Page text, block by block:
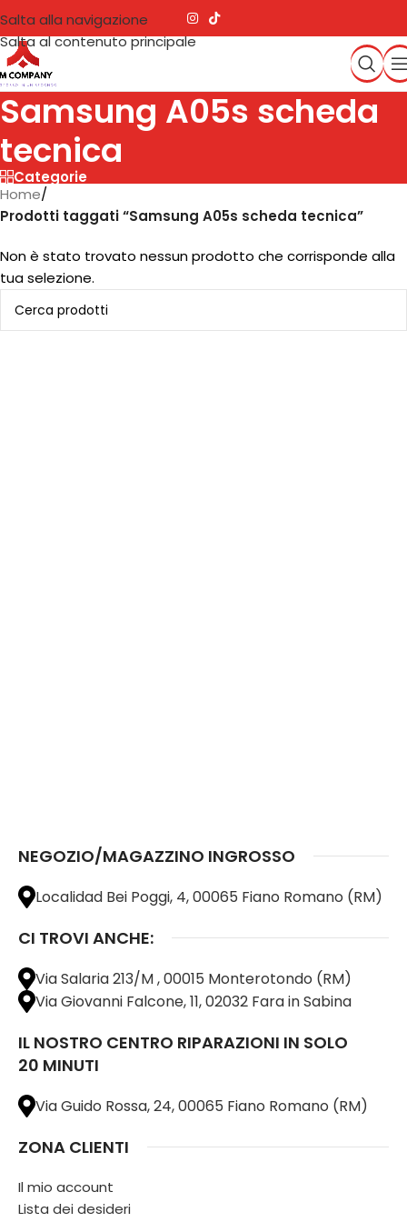
Salta alla navigazione
Salta al contenuto principale
Samsung A05s scheda
tecnica
Categorie
Home/
Prodotti taggati “Samsung A05s scheda tecnica”
Non è stato trovato nessun prodotto che corrisponde alla
tua selezione.
NEGOZIO/MAGAZZINO INGROSSO
Localidad Bei Poggi, 4, 00065 Fiano Romano (RM)
CI TROVI ANCHE:
Via Salaria 213/M , 00015 Monterotondo (RM)
Via Giovanni Falcone, 11, 02032 Fara in Sabina
IL NOSTRO CENTRO RIPARAZIONI IN SOLO
20 MINUTI
Via Guido Rossa, 24, 00065 Fiano Romano (RM)
ZONA CLIENTI
Il mio account
Lista dei desideri